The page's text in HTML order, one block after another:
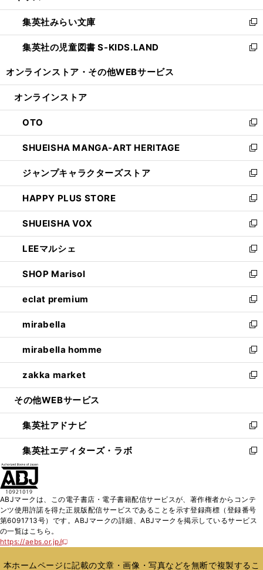
開
く
ウ
で
開
く
ン
ド
ウ
で
ウ
ィ
ン
ド
開
集英社みらい文庫
新
し
い
ン
ウ
で
開
く
集英社の児童図書 S-KIDS.LAND
新
ウ
ン
ド
ウ
で
開
く
オンラインストア・ その他WEBサービス
オンラインストア
OTO
新
し
い
ウ
ィ
ン
ド
ウ
で
開
く
SHUEISHA MANGA-ART HERITAGE
新
し
い
ウ
ィ
ン
ド
ウ
で
開
く
ジャンプキャラクターズストア
新
し
い
ウ
ィ
ン
ド
ウ
で
開
く
HAPPY PLUS STORE
新
し
い
ウ
ィ
ン
ド
ウ
で
開
く
SHUEISHA VOX
新
し
い
ウ
ィ
ン
ド
ウ
で
開
く
LEEマルシェ
新
し
い
ウ
ィ
ン
ド
ウ
で
開
く
SHOP Marisol
新
し
い
ウ
ィ
ン
ド
ウ
で
開
eclat premium
新
し
い
ウ
ィ
ン
ド
ウ
開
く
mirabella
新
し
い
ウ
ィ
ン
ウ
で
開
く
mirabella homme
新
し
い
ウ
ン
ド
ウ
で
zakka market
新
し
ウ
ィ
ン
ド
く
その他WEBサービス
集英社アドナビ
新
し
い
ド
ウ
で
集英社エディターズ・ラボ
新
ィ
ン
ド
開
ABJマークは、この電子書店・電子書籍配信サービスが、著作権者からコンテ
ンツ使用許諾を得た正規版配信サービスであることを示す登録商標（登録番号
第6091713号）です。ABJマークの詳細、ABJマークを掲示しているサービス
の一覧はこちら。
https://aebs.or.jp/
新
い
本ホームページに記載の文章・画像・写真などを無断で複製するこ